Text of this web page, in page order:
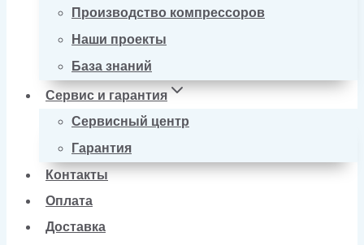
Производство компрессоров
Наши проекты
База знаний
Сервис и гарантия
Сервисный центр
Гарантия
Контакты
Оплата
Доставка